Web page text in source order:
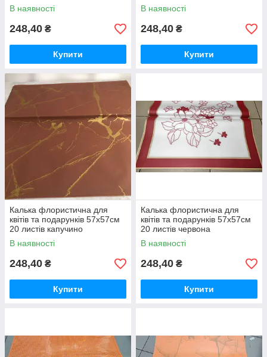
В наявності
248,40 ₴
Купити
В наявності
248,40 ₴
Купити
Калька флористична для
квітів та подарунків 57х57см
20 листів капучино
В наявності
248,40 ₴
Купити
Калька флористична для
квітів та подарунків 57х57см
20 листів червона
В наявності
248,40 ₴
Купити